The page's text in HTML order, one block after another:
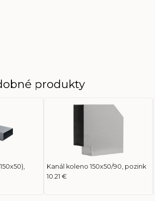
produkty
Kanál koleno 150x50/90, pozink
10.21 €